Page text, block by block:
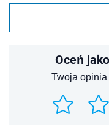
Oceń
Twoja